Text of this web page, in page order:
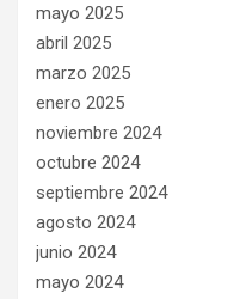
mayo 2025
abril 2025
marzo 2025
enero 2025
noviembre 2024
octubre 2024
septiembre 2024
agosto 2024
junio 2024
mayo 2024